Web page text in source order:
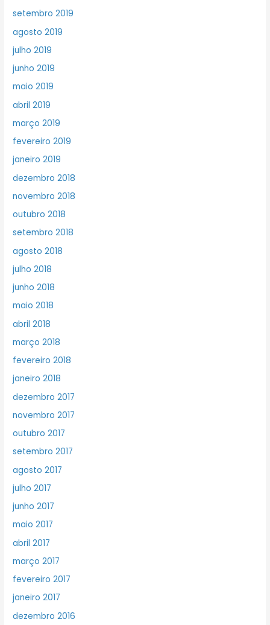
setembro 2019
agosto 2019
julho 2019
junho 2019
maio 2019
abril 2019
março 2019
fevereiro 2019
janeiro 2019
dezembro 2018
novembro 2018
outubro 2018
setembro 2018
agosto 2018
julho 2018
junho 2018
maio 2018
abril 2018
março 2018
fevereiro 2018
janeiro 2018
dezembro 2017
novembro 2017
outubro 2017
setembro 2017
agosto 2017
julho 2017
junho 2017
maio 2017
abril 2017
março 2017
fevereiro 2017
janeiro 2017
dezembro 2016